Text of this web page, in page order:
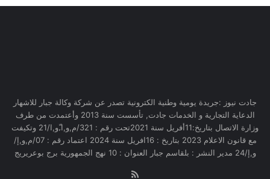
جادت نيوز :جريدة يومية وطنية الكترونية تصدر عن شركة وكالة جبار للاشهار
الدعاية التجارية و الخدمات جادت, تأسست سنة 2013 وأعتمدت من طرف
وزارة الاتصال بتاريخ:11أفريل سنة 2021تحت رقم : 321/م,و,ا,ّو,ا/21 وتكيفت
مع قانون الاعلام 2023 بتاريخ : 16افريل سنة 2024 اعتماد رقم : 07/م,و,إ/
و,إ/24 مدير النشر : بلقاسم جبار العنوان : 10 نهج الجمهورية برج بوعريريج